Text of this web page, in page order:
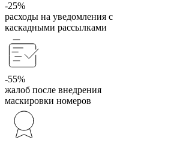
-25%
расходы на уведомления с
каскадными рассылками
-55%
жалоб после внедрения
маскировки номеров